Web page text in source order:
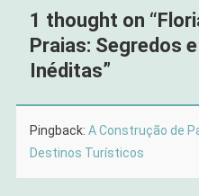
1 thought on “
Praias: Segredos
Inéditas”
Pingback: A Construção de
Destinos Turísticos